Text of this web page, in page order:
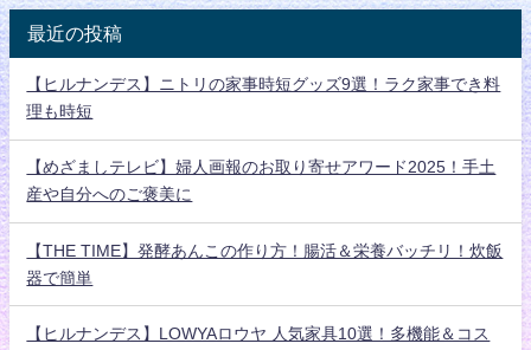
最近の投稿
【ヒルナンデス】ニトリの家事時短グッズ9選！ラク家事でき料
理も時短
【めざましテレビ】婦人画報のお取り寄せアワード2025！手土
産や自分へのご褒美に
【THE TIME】発酵あんこの作り方！腸活＆栄養バッチリ！炊飯
器で簡単
【ヒルナンデス】LOWYAロウヤ 人気家具10選！多機能＆コス